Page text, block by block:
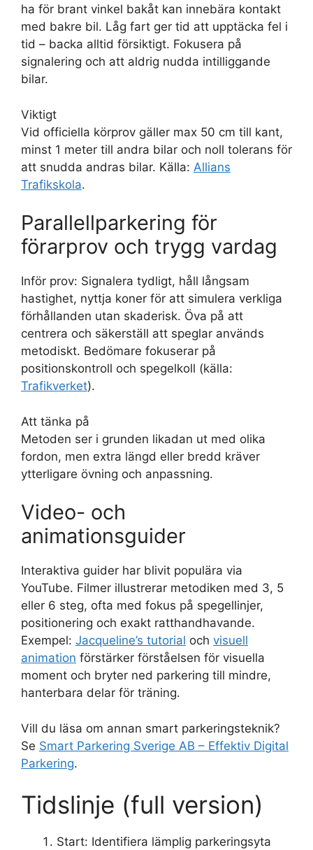
ha för brant vinkel bakåt kan innebära kontakt
med bakre bil. Låg fart ger tid att upptäcka fel i
tid – backa alltid försiktigt. Fokusera på
signalering och att aldrig nudda intilliggande
bilar.
Viktigt
Vid officiella körprov gäller max 50 cm till kant,
minst 1 meter till andra bilar och noll tolerans för
att snudda andras bilar. Källa: Allians
Trafikskola.
Parallellparkering för
förarprov och trygg vardag
Inför prov: Signalera tydligt, håll långsam
hastighet, nyttja koner för att simulera verkliga
förhållanden utan skaderisk. Öva på att
centrera och säkerställ att speglar används
metodiskt. Bedömare fokuserar på
positionskontroll och spegelkoll (källa:
Trafikverket).
Att tänka på
Metoden ser i grunden likadan ut med olika
fordon, men extra längd eller bredd kräver
ytterligare övning och anpassning.
Video- och
animationsguider
Interaktiva guider har blivit populära via
YouTube. Filmer illustrerar metodiken med 3, 5
eller 6 steg, ofta med fokus på spegellinjer,
positionering och exakt ratthandhavande.
Exempel: Jacqueline’s tutorial och visuell
animation förstärker förståelsen för visuella
moment och bryter ned parkering till mindre,
hanterbara delar för träning.
Vill du läsa om annan smart parkeringsteknik?
Se Smart Parkering Sverige AB – Effektiv Digital
Parkering.
Tidslinje (full version)
Start: Identifiera lämplig parkeringsyta